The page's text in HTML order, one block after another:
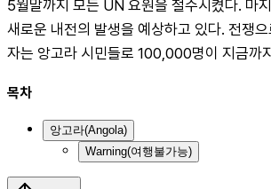
5월말까지 모든 UN 요원을 철수시켰다. 마
새로운 내전의 발생을 예상하고 있다. 전쟁
자는 앙고라 시민들로 100,000명이 지금까
목차
앙고라(Angola)
Warning(여행불가능)